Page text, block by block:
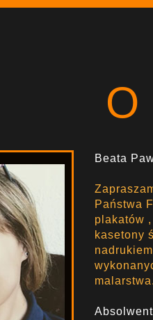
O
Beata
Państwa
plakatów
kasetony